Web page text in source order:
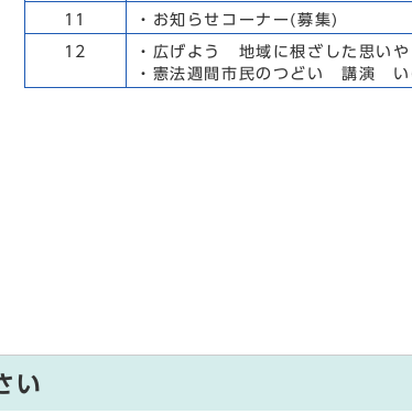
11 ・お知らせコーナー(募集)
12
・広げよう 地域に根ざした思い
・憲法週間市民のつどい 講演 い
い